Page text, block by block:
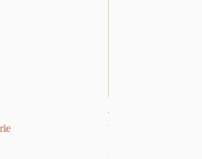
Therdex
Therdex 2050 Basic
€